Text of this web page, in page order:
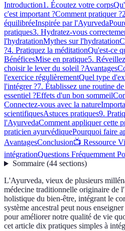
Introduction1. Écoutez votre corps
c'est important ?Comment pratiquer ?
équilibréeInspirée par l'Ayurveda
pratiques3. Hydratez-vous
l'hydratationMythes sur l'hydratation
?4. Pratiquez la méditationQu'est-ce
BénéficesMise en pratique5.
choisir le lever du soleil ?Avantages
l'exercice régulièrementQuel type
l'intégrer ?7. Établissez une routine
essentiel ?Effets d'un bon sommeil
Connectez-vous avec la nature
scientifiquesAstuces pratiques9.
l'AyurvedaComment appliquer cette
praticien ayurvédiquePourquoi faire
AvantagesConclusion📺 Ressource
intégrationQuestions Fréquemment
Sommaire(44 sections)
L'Ayurveda, vieux de plusieurs
médecine traditionnelle originaire de
holistique du bien-être, intégrant le
système ancestral peut nous enseigner
pour améliorer notre qualité de vie
cet article dix pratiques simples à